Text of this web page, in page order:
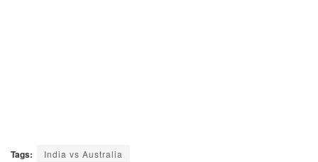
Tags: India vs Australia